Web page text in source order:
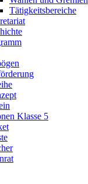
Tätigkeitsbereiche
Klasse 5